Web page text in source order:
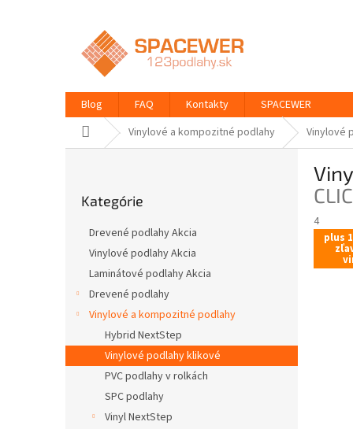
Blog FAQ Kontakty
SPACEWER
DomovVinylové a kompozitné podlahy Vinylové
kategórie
Kategórie
Drevené podlahy Akcia
Vinylové podlahy Akcia
Laminátové podlahy Akcia
Drevené podlahy
Vinylové a kompozitné podlahy
Hybrid NextStep
Vinylové podlahy klikové
PVC podlahy v rolkách
SPC podlahy
Vinyl NextStep
4
plus